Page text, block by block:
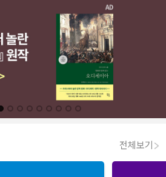
전체보기